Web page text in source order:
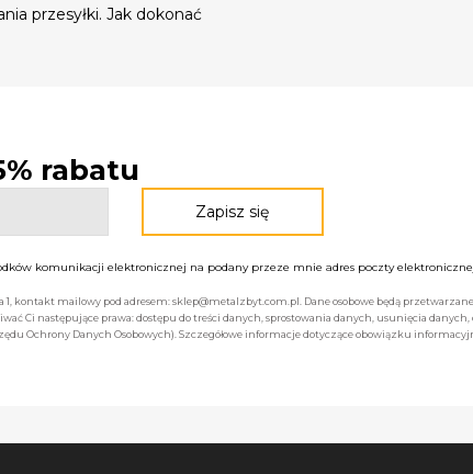
przesyłki. Jak dokonać
rabatu
komunikacji elektronicznej na podany przeze mnie adres poczty
kontakt mailowy pod adresem: sklep@metalzbyt.com.pl. Dane osobowe będą
Ci następujące prawa: dostępu do treści danych, sprostowania danych, usunięcia
Ochrony Danych Osobowych). Szczegółowe informacje dotyczące obowiązku